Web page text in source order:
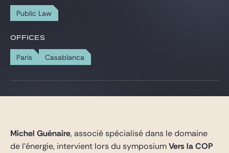
Career
Gide Pro Bono and CSR
Blog Real Estate
Public Law
OFFICES
Paris Casablanca
Michel Guénaire, associé spécialisé dans le domaine
de l’énergie, intervient lors du symposiumVers la COP